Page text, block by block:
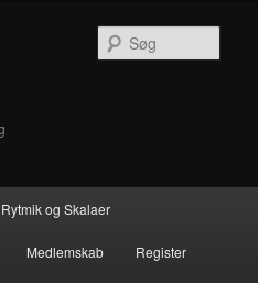
og Skalaer
Medlemskab Register